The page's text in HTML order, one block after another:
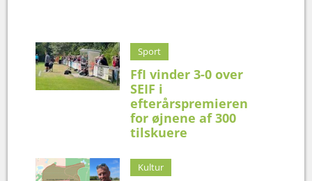
Sport
FfI vinder 3-0 over
SEIF i
efterårspremieren
for øjnene af 300
tilskuere
Kultur